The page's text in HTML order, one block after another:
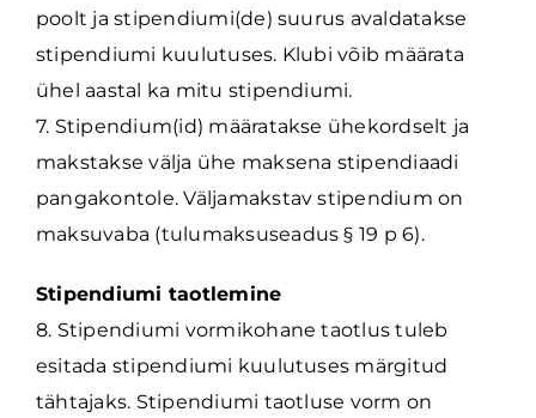
poolt ja stipendiumi(de) suurus avaldatakse
stipendiumi kuulutuses. Klubi võib määrata
ühel aastal ka mitu stipendiumi.
7. Stipendium(id) määratakse ühekordselt ja
makstakse välja ühe maksena stipendiaadi
pangakontole. Väljamakstav stipendium on
maksuvaba (tulumaksuseadus § 19 p 6).
Stipendiumi taotlemine
8. Stipendiumi vormikohane taotlus tuleb
esitada stipendiumi kuulutuses märgitud
tähtajaks. Stipendiumi taotluse vorm on